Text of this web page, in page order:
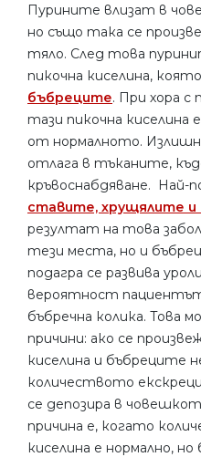
Пурините влизат в
но също така се
тяло. След това
пикочна киселина,
бъбреците. При хора с
тази пикочна киселина
от нормалното.
отлага в тъканите,
кръвоснабдяване. Най-
ставите, хрущялите и
резултат на това
тези места, но и
подагра се развива
вероятност
бъбречна колика. Това
причини: ако се
киселина и бъбреците
количеството
се депозира в
причина е, когато
киселина е нормално,